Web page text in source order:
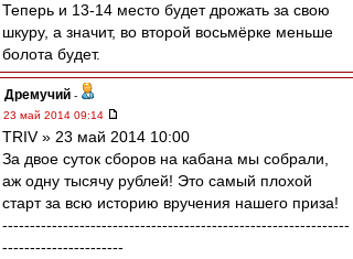
Теперь и 13-14 место будет дрожать за свою
шкуру, а значит, во второй восьмёрке меньше
болота будет.
Дремучий -
23 май 2014 09:14
TRIV » 23 май 2014 10:00
За двое суток сборов на кабана мы собрали,
аж одну тысячу рублей! Это самый плохой
старт за всю историю вручения нашего приза!
---------------------------------------------------------------
----------------------